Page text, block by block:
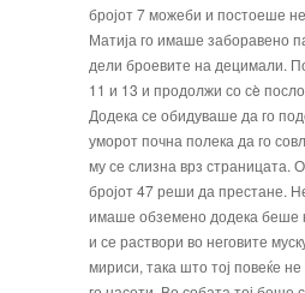
бројот 7 можеби и постоеше
Матија го имаше заборавено
дели броевите на децимали.
11 и 13 и продолжи со сè
Додека се оби­дуваше да го
уморот поч­на полека да го
му се слизна врз страницата.
бројот 47 реши да престане.
имаше обземено додека беше
и се раствори во неговите
мириси, така што тој повеќе